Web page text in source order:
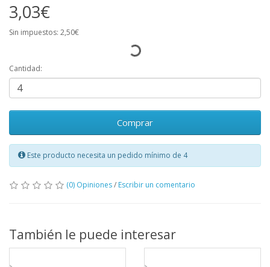
3,03€
Sin impuestos: 2,50€
Cantidad:
Comprar
Este producto necesita un pedido mínimo de 4
(0) Opiniones/ Escribir un comentario
También le puede interesar